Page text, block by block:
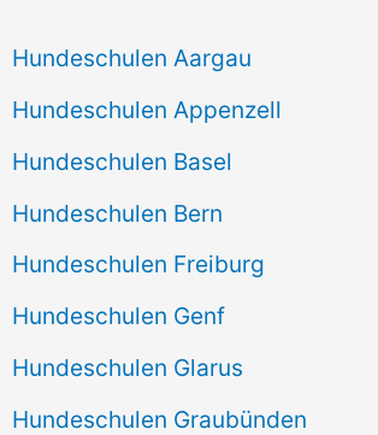
Hundeschulen Aargau
Hundeschulen Appenzell
Hundeschulen Basel
Hundeschulen Bern
Hundeschulen Freiburg
Hundeschulen Genf
Hundeschulen Glarus
Hundeschulen Graubünden